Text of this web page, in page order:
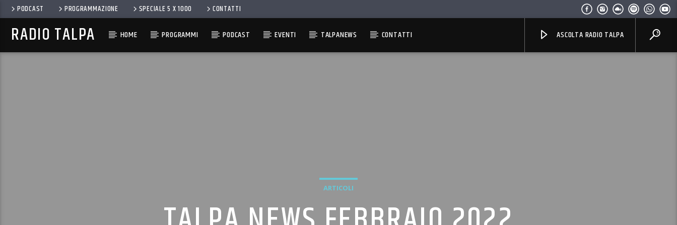
PODCAST PROGRAMMAZIONE SPECIALE 5 X 1000 CONTATTI
RADIO TALPA HOME PROGRAMMI PODCAST EVENTI TALPANEWS CONTATTI ASCOLTA RADIO TALPA
ARTICOLI